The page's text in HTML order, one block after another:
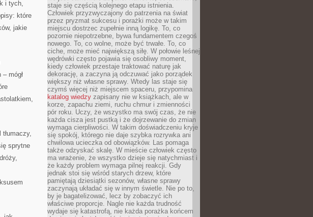
i tych,
które
jakie
mógł
sprytne
staje się częścią kolejnego etapu istnienia.
Człowiek przyzwyczajony do patrzenia na świat
przez pryzmat sukcesu i porażki może w takim
miejscu dostrzec zupełnie inną logikę. To, co
pozornie niepotrzebne, bywa fundamentem czegoś
nowego. To, co wolne, może być trwałe. To, co
ciche, może mieć największą siłę. W połowie leśnej
wędrówki często pojawia się osobliwy moment,
kiedy człowiek przestaje traktować naturę jak
dekorację, a zaczyna ją odczuwać jako porządek
większy niż własne sprawy. Wtedy las staje się
czymś więcej niż miejscem spaceru, przypomina
katalog wiedzy zapisany nie w książkach, ale w
korze, zapachu ziemi, ruchu chmur i zmienności
pór roku. Uczy, że wszystko ma swój czas, że nie
każda cisza jest pustką i że dojrzewanie do zmian
wymaga cierpliwości. W takim doświadczeniu kryje
się spokój, którego nie daje szybka rozrywka ani
chwilowa ucieczka od obowiązków. Las pomaga
także odzyskać skalę. W mieście człowiek często
ma wrażenie, że wszystko dzieje się natychmiast i
że każdy problem wymaga pilnej reakcji. Gdy
jednak stoi się wśród starych drzew, które
pamiętają dziesiątki sezonów, własne sprawy
zaczynają układać się w innym świetle. Nie po to,
by je bagatelizować, lecz by zobaczyć ich
właściwe proporcje. Nagle nie każda trudność
wydaje się katastrofą, nie każda porażka końcem